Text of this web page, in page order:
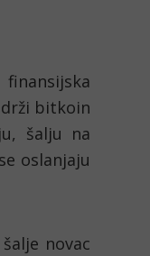
bitkoin
šalju na
oslanjaju
novac